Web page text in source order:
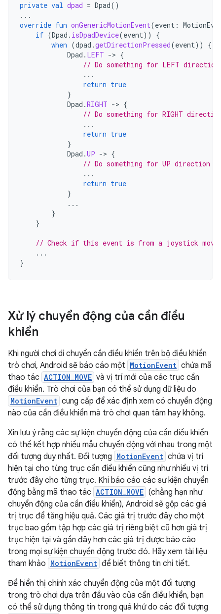
private val dpad = Dpad()
...
override fun onGenericMotionEvent(event :
if (Dpad . isDpadDevice(event))
{
when (dpad .getDirectionPressed(event))
{
Dpad . LEFT -> {
// Do something for LEFT direction
...
return true
}
Dpad .RIGHT -> {
// Do something for RIGHT
...
return true
}
Dpad .UP -> {
// Do something for UP direction
...
return true
}
...
}
}
// Check if this event is from a joystick
...
}
Xử lý chuyển động của cần điều
khiển
Khi người chơi di chuyển cần điều khiển trên bộ điều khiển
trò chơi, Android sẽ báo cáo một MotionEvent chứa mã
thao tác ACTION_MOVE và vị trí mới của các trục cần
điều khiển. Trò chơi của bạn có thể sử dụng dữ liệu do
MotionEvent cung cấp để xác định xem có chuyển động
nào của cần điều khiển mà trò chơi quan tâm hay không.
Xin lưu ý rằng các sự kiện chuyển động của cần điều khiển
có thể kết hợp nhiều mẫu chuyển động với nhau trong một
đối tượng duy nhất. Đối tượng MotionEvent chứa vị trí
hiện tại cho từng trục cần điều khiển cũng như nhiều vị trí
trước đây cho từng trục. Khi báo cáo các sự kiện chuyển
động bằng mã thao tác ACTION_MOVE (chẳng hạn như
chuyển động của cần điều khiển), Android sẽ gộp các giá
trị trục để tăng hiệu quả. Các giá trị trước đây cho một
trục bao gồm tập hợp các giá trị riêng biệt cũ hơn giá trị
trục hiện tại và gần đây hơn các giá trị được báo cáo
trong mọi sự kiện chuyển động trước đó. Hãy xem tài liệu
tham khảo MotionEvent để biết thông tin chi tiết.
Để hiển thị chính xác chuyển động của một đối tượng
trong trò chơi dựa trên đầu vào của cần điều khiển, bạn
có thể sử dụng thông tin trong quá khứ do các đối tượng